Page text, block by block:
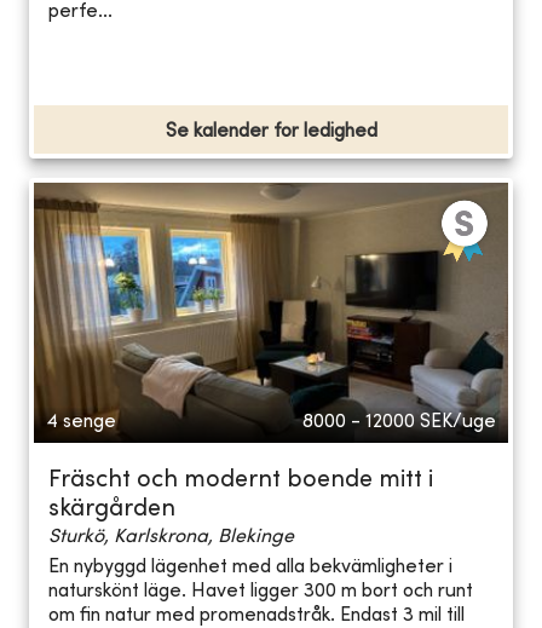
perfe...
Se kalender for ledighed
4 senge 8000 - 12000 SEK/uge
Fräscht och modernt boende mitt i
skärgården
Sturkö, Karlskrona, Blekinge
En nybyggd lägenhet med alla bekvämligheter i
naturskönt läge. Havet ligger 300 m bort och runt
om fin natur med promenadstråk. Endast 3 mil till